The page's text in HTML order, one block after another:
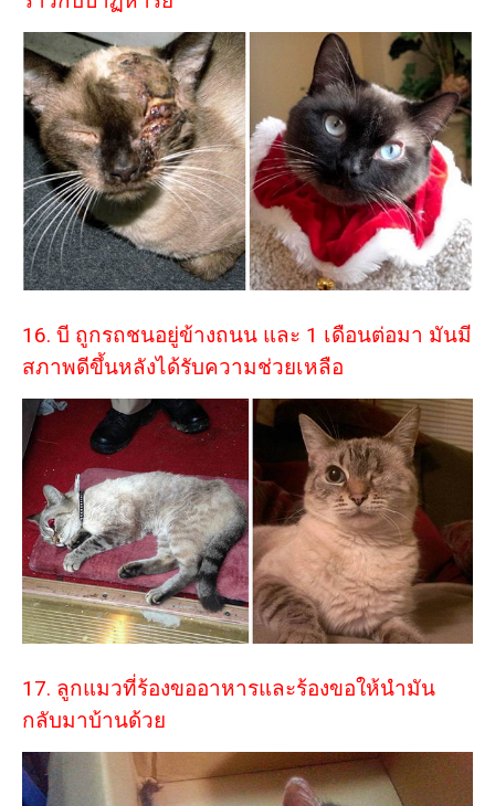
16. บี ถูกรถชนอยู่ข้างถนน และ 1 เดือนต่อมา มันมี
สภาพดีขึ้นหลังได้รับความช่วยเหลือ
17. ลูกแมวที่ร้องขออาหารและร้องขอให้นำมัน
กลับมาบ้านด้วย